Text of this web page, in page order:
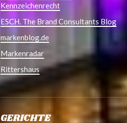
Kennzeichenrecht
ESCH. The Brand Consultants Blog
markenblog.de
Markenradar
Rittershaus
GERICHTE